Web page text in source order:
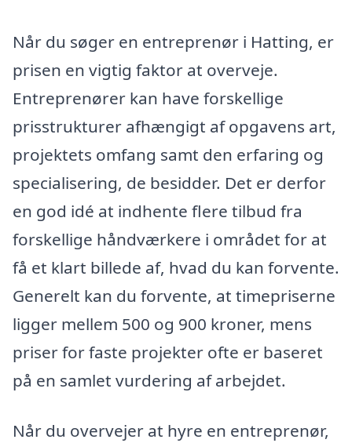
Når du søger en entreprenør i Hatting, er
prisen en vigtig faktor at overveje.
Entreprenører kan have forskellige
prisstrukturer afhængigt af opgavens art,
projektets omfang samt den erfaring og
specialisering, de besidder. Det er derfor
en god idé at indhente flere tilbud fra
forskellige håndværkere i området for at
få et klart billede af, hvad du kan forvente.
Generelt kan du forvente, at timepriserne
ligger mellem 500 og 900 kroner, mens
priser for faste projekter ofte er baseret
på en samlet vurdering af arbejdet.
Når du overvejer at hyre en entreprenør,